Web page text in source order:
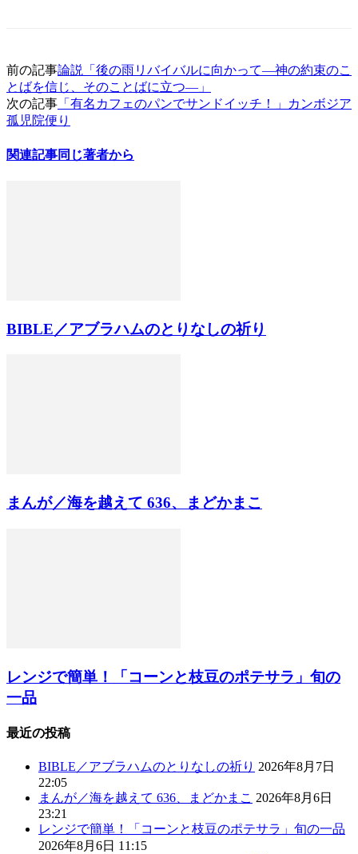
前の記事論説「後の雨リバイバルに向かって―神の約束のこ
とばを信じ、そのことばに立つ―」
次の記事 「有名カフェのパンでサンドイッチ！」カンボジア
孤児院便り
関連記事同じ著者から
BIBLE／アブラハムのとりなしの祈り
まんが／海を越えて 636、まどかまこ
レンジで簡単！「コーンと枝豆のポテサラ」旬の
一品
最近の投稿
BIBLE／アブラハムのとりなしの祈り 2026年8月7日
22:05
まんが／海を越えて 636、まどかまこ 2026年8月6日
23:21
レンジで簡単！「コーンと枝豆のポテサラ」旬の一品
2026年8月6日 11:15